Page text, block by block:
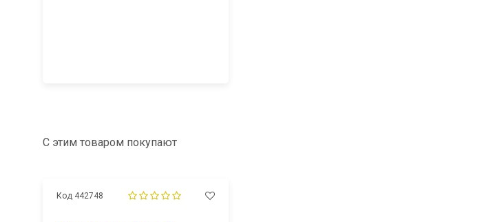
С этим товаром покупают
Код 442748